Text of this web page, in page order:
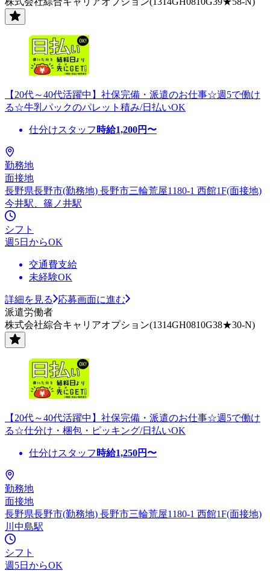
【20代～40代活躍中】社保完備・派遣のお仕事☆週5で働け
る☆牛乳パックのパレット積み/日払いOK
仕分けスタッフ 時給1,200円〜
勤務地
面接地
長野県長野市(勤務地) 長野市三輪荒屋1180-1 西館1F(面接地)
今井駅、篠ノ井駅
シフト
週5日からOK
交通費支給
未経験OK
詳細を見る
応募画面に進む
派遣労働者
株式会社綜合キャリアオプション(1314GH0810G38★30-N)
【20代～40代活躍中】社保完備・派遣のお仕事☆週5で働け
る☆仕分け・梱包・ピッキング/日払いOK
仕分けスタッフ 時給1,250円〜
勤務地
面接地
長野県長野市(勤務地) 長野市三輪荒屋1180-1 西館1F(面接地)
川中島駅
シフト
週5日からOK